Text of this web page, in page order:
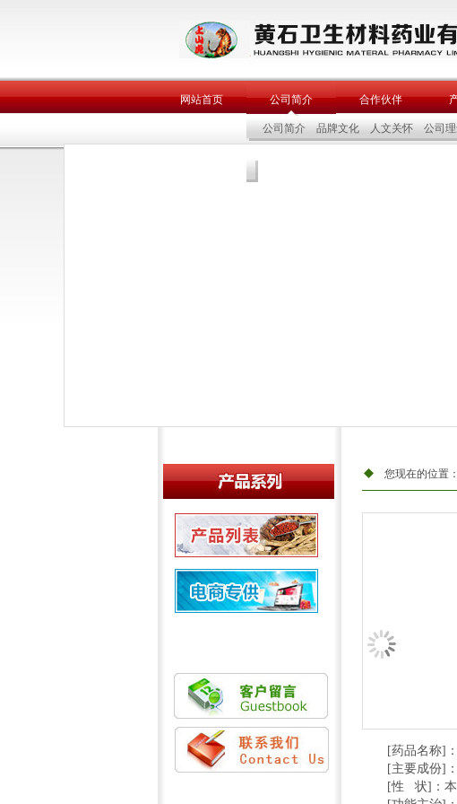
网站首页 公司简介 合作伙伴
公司简介 品牌文化 人文关怀 公司
产品列表
新品推荐
电商专供
您现在的位置：
[药品名称]
[主要成份]
[性 状] ：